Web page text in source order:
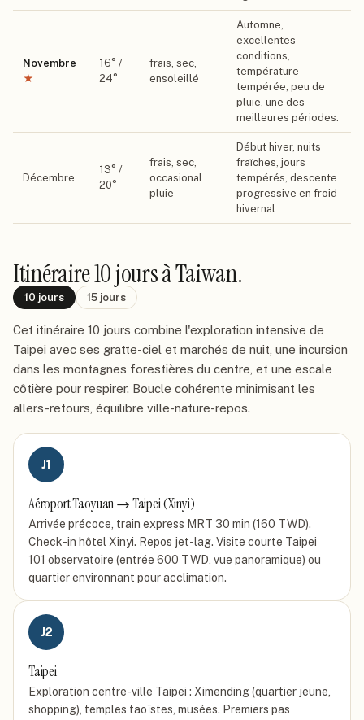
Novembre
★
16° /
24°
frais, sec,
ensoleillé
Automne,
excellentes
conditions,
température
tempérée, peu de
pluie, une des
meilleures périodes.
Décembre
13° /
20°
frais, sec,
occasional
pluie
Début hiver, nuits
fraîches, jours
tempérés, descente
progressive en froid
hivernal.
Itinéraire10 joursà Taiwan.
10 jours 15 jours
Cet itinéraire 10 jours combine l'exploration intensive de
Taipei avec ses gratte-ciel et marchés de nuit, une incursion
dans les montagnes forestières du centre, et une escale
côtière pour respirer. Boucle cohérente minimisant les
allers-retours, équilibre ville-nature-repos.
J1
Aéroport Taoyuan → Taipei (Xinyi)
Arrivée précoce, train express MRT 30 min (160 TWD).
Check-in hôtel Xinyi. Repos jet-lag. Visite courte Taipei
101 observatoire (entrée 600 TWD, vue panoramique) ou
quartier environnant pour acclimation.
J2
Taipei
Exploration centre-ville Taipei : Ximending (quartier jeune,
shopping), temples taoïstes, musées. Premiers pas